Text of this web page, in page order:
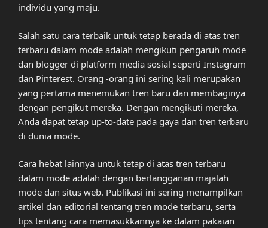
individu yang maju.
Salah satu cara terbaik untuk tetap berada di atas tren
terbaru dalam mode adalah mengikuti pengaruh mode
dan blogger di platform media sosial seperti Instagram
dan Pinterest. Orang -orang ini sering kali merupakan
yang pertama menemukan tren baru dan membaginya
dengan pengikut mereka. Dengan mengikuti mereka,
Anda dapat tetap up-to-date pada gaya dan tren terbaru
di dunia mode.
Cara hebat lainnya untuk tetap di atas tren terbaru
dalam mode adalah dengan berlangganan majalah
mode dan situs web. Publikasi ini sering menampilkan
artikel dan editorial tentang tren mode terbaru, serta
tips tentang cara memasukkannya ke dalam pakaian